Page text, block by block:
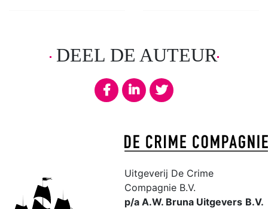
DEEL DE AUTEUR
Uitgeverij De Crime
Compagnie B.V.
p/a A.W. Bruna Uitgevers B.V.